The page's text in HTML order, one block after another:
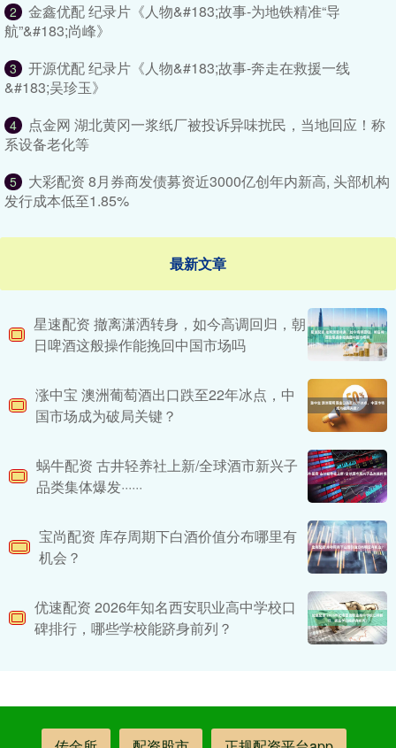
2
金鑫优配 纪录片《人物&#183;故事-为地铁精准“导
航”&#183;尚峰》
3
开源优配 纪录片《人物&#183;故事-奔走在救援一线
&#183;吴珍玉》
4
点金网 湖北黄冈一浆纸厂被投诉异味扰民，当地回应！称
系设备老化等
5
大彩配资 8月券商发债募资近3000亿创年内新高, 头部机构
发行成本低至1.85%
最新文章
星速配资 撤离潇洒转身，如今高调回归，朝
日啤酒这般操作能挽回中国市场吗
涨中宝 澳洲葡萄酒出口跌至22年冰点，中
国市场成为破局关键？
蜗牛配资 古井轻养社上新/全球酒市新兴子
品类集体爆发······
宝尚配资 库存周期下白酒价值分布哪里有
机会？
优速配资 2026年知名西安职业高中学校口
碑排行，哪些学校能跻身前列？